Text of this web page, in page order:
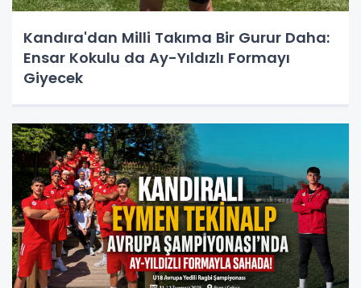
Kandıra'dan Milli Takıma Bir Gurur Daha:
Ensar Kokulu da Ay-Yıldızlı Formayı
Giyecek